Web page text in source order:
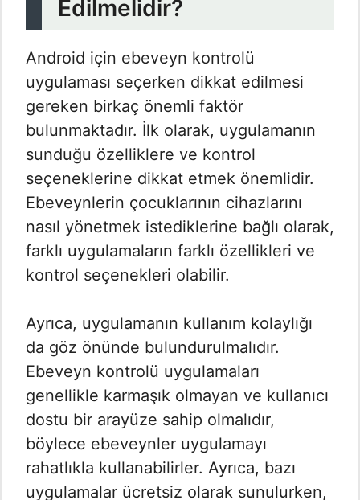
Edilmelidir?
Android için ebeveyn kontrolü
uygulaması seçerken dikkat edilmesi
gereken birkaç önemli faktör
bulunmaktadır. İlk olarak, uygulamanın
sunduğu özelliklere ve kontrol
seçeneklerine dikkat etmek önemlidir.
Ebeveynlerin çocuklarının cihazlarını
nasıl yönetmek istediklerine bağlı olarak,
farklı uygulamaların farklı özellikleri ve
kontrol seçenekleri olabilir.
Ayrıca, uygulamanın kullanım kolaylığı
da göz önünde bulundurulmalıdır.
Ebeveyn kontrolü uygulamaları
genellikle karmaşık olmayan ve kullanıcı
dostu bir arayüze sahip olmalıdır,
böylece ebeveynler uygulamayı
rahatlıkla kullanabilirler. Ayrıca, bazı
uygulamalar ücretsiz olarak sunulurken,